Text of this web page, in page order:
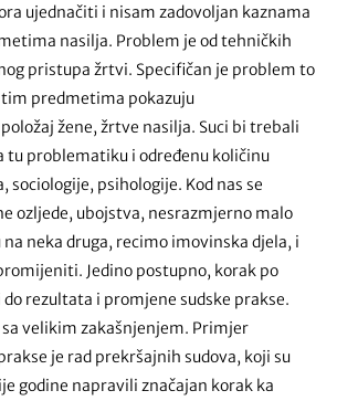
ujednačiti i nisam zadovoljan kaznama
nasilja. Problem je od tehničkih
pristupa žrtvi. Specifičan je problem to
tim predmetima pokazuju
žene, žrtve nasilja. Suci bi trebali
tu problematiku i određenu količinu
sociologije, psihologije. Kod nas se
ozljede, ubojstva, nesrazmjerno malo
na neka druga, recimo imovinska djela, i
Jedino postupno, korak po
rezultata i promjene sudske prakse.
sa velikim zakašnjenjem. Primjer
je rad prekršajnih sudova, koji su
godine napravili značajan korak ka